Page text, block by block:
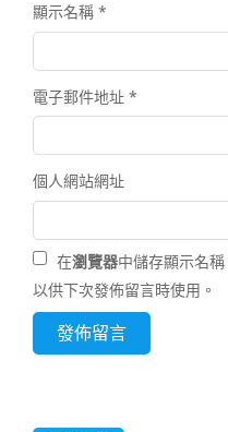
顯示名稱 *
電子郵件地址 *
個人網站網址
在瀏覽器中儲存顯示名
以供下次發佈留言時使用。